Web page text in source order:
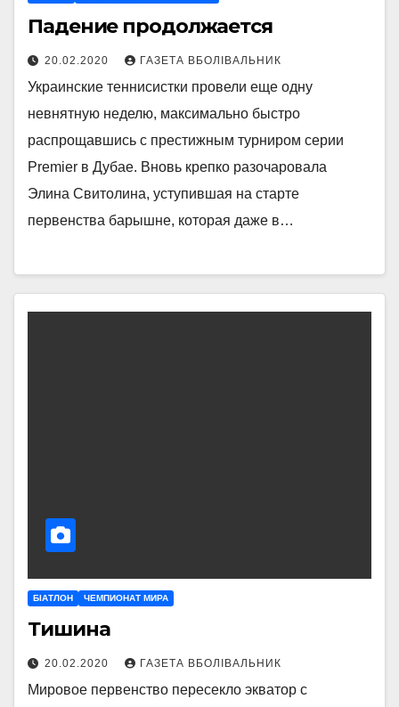
Падение продолжается
20.02.2020 ГАЗЕТА ВБОЛІВАЛЬНИК
Украинские теннисистки провели еще одну
невнятную неделю, максимально быстро
распрощавшись с престижным турниром серии
Premier в Дубае. Вновь крепко разочаровала
Элина Свитолина, уступившая на старте
первенства барышне, которая даже в…
БІАТЛОН ЧЕМПИОНАТ МИРА
Тишина
20.02.2020 ГАЗЕТА ВБОЛІВАЛЬНИК
Мировое первенство пересекло экватор с